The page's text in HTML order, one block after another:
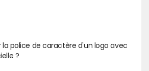
police de caractère d'un logo avec
?